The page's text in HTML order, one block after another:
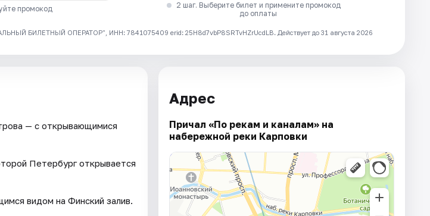
промокод
2 шаг. Выберите билет и примените промокод
до оплаты
БИЛЕТНЫЙ ОПЕРАТОР", ИНН: 7841075409 erid: 25H8d7vbP8SRTvHZrUcdLB. Действует до 31 августа 2026
— с открывающимися
Петербург открывается
видом на Финский залив.
Адрес
Причал «По рекам и каналам» на
набережной реки Карповки